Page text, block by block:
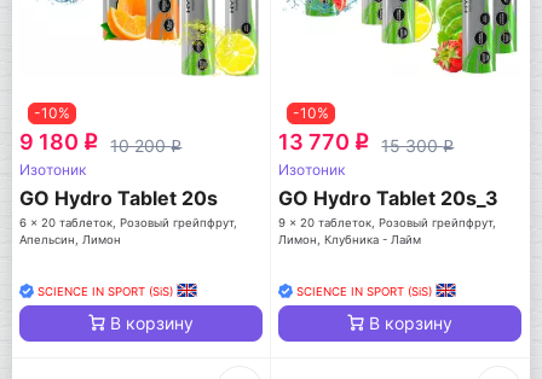
-10%
9 180 q 10 200q
Изотоник
GO Hydro Tablet 20s
6 x 20 таблеток, Розовый грейпфрут,
Апельсин, Лимон
SCIENCE IN SPORT (SiS)
В корзину
-10%
13 770 q 15 300q
Изотоник
GO Hydro Tablet 20s_3
9 x 20 таблеток, Розовый грейпфрут,
Лимон, Клубника - Лайм
SCIENCE IN SPORT (SiS)
В корзину